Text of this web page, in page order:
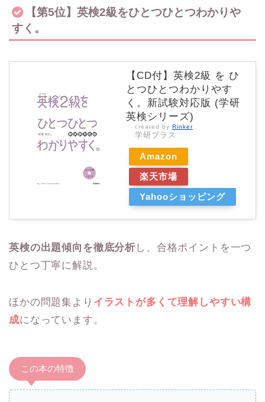
【第5位】英検2級をひとつひとつわかりや
すく。
【CD付】英検2級 を ひ
とつひとつわかりやす
く。新試験対応版 (学研
英検シリーズ)
created by Rinker
学研プラス
Amazon
楽天市場
Yahooショッピング
英検の出題傾向を徹底分析 し、合格ポイントを一つ
ひとつ丁寧に解説。
ほかの問題集より イラストが多くて理解しやすい構
成になっています。
この本の特徴